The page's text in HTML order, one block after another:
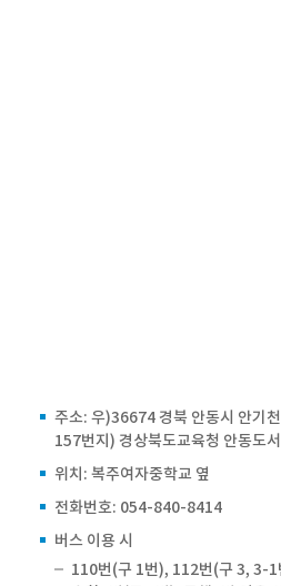
주소: 우)36674 경북 안동시 안기
157번지) 경상북도교육청 안동도
위치: 복주여자중학교 옆
전화번호: 054-840-8414
버스 이용 시
110번(구 1번), 112번(구 3, 3-